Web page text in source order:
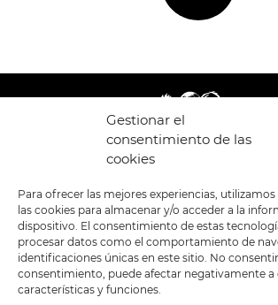
Gestionar el
consentimiento de las
cookies
Para ofrecer las mejores experiencias,
las cookies para almacenar y/o acceder a la
dispositivo. El consentimiento de estas
procesar datos como el comportamiento de
identificaciones únicas en este sitio. No
consentimiento, puede afectar negativamente a
características y funciones.
LEGAL
POLÍTICA DE
PRIVACIDAD
TÉRMINOS Y
CONDICIONES
GENERALES DE LA
POLÍTICA DE COOKIES
TIENDA
FORMATOS
OFERTAS